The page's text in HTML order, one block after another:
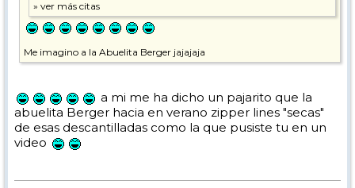
Me imagino a la Abuelita Berger jajajaja
a mi me ha dicho un pajarito que la
abuelita Berger hacia en verano zipper lines "secas"
de esas descantilladas como la que pusiste tu en un
video